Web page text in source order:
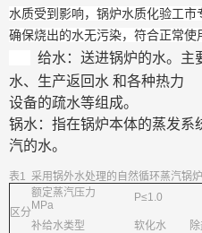
水质受到影响，锅炉水质化验工市
确保烧出的水无污染，符合正常使
给水：送进锅炉的水。主
水、生产返回水 和各种热力
设备的疏水等组成。
锅水：指在锅炉本体的蒸发系
汽的水。
表1 采用锅外水处理的自然循环蒸汽锅
区分
额定蒸汽压力
MPa
P≤1.0
补给水类型 软化水